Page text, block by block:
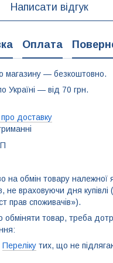
Написати відгук
Оплата
магазину — безкоштовно.
Україні — від 70 грн.
доставку
на обмін товару належної
не враховуючи дня купівлі
прав споживачів»).
товар, треба
Переліку тих, що не